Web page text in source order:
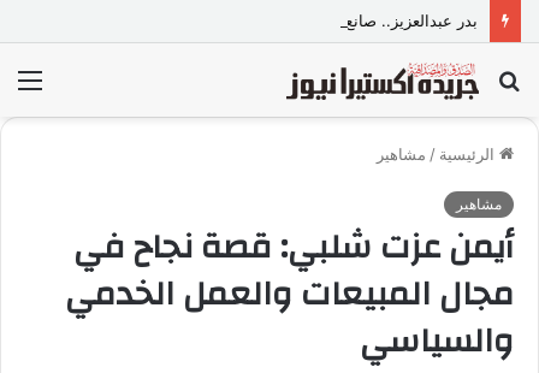
بحث
عن
الرئيسية / مشاهير
مشاهير
أيمن عزت شلبي: قصة نجاح في
مجال المبيعات والعمل الخدمي
والسياسي